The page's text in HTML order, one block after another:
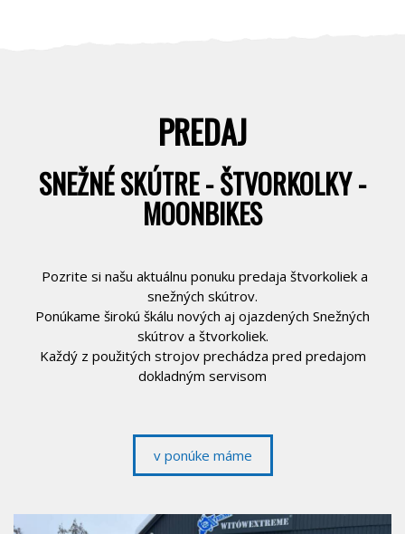
PREDAJ
SNEŽNÉ SKÚTRE - ŠTVORKOLKY -
MOONBIKES
Pozrite si našu aktuálnu ponuku predaja štvorkoliek a
snežných skútrov.
Ponúkame širokú škálu nových aj ojazdených Snežných
skútrov a štvorkoliek.
Každý z použitých strojov prechádza pred predajom
dokladným servisom
v ponúke máme